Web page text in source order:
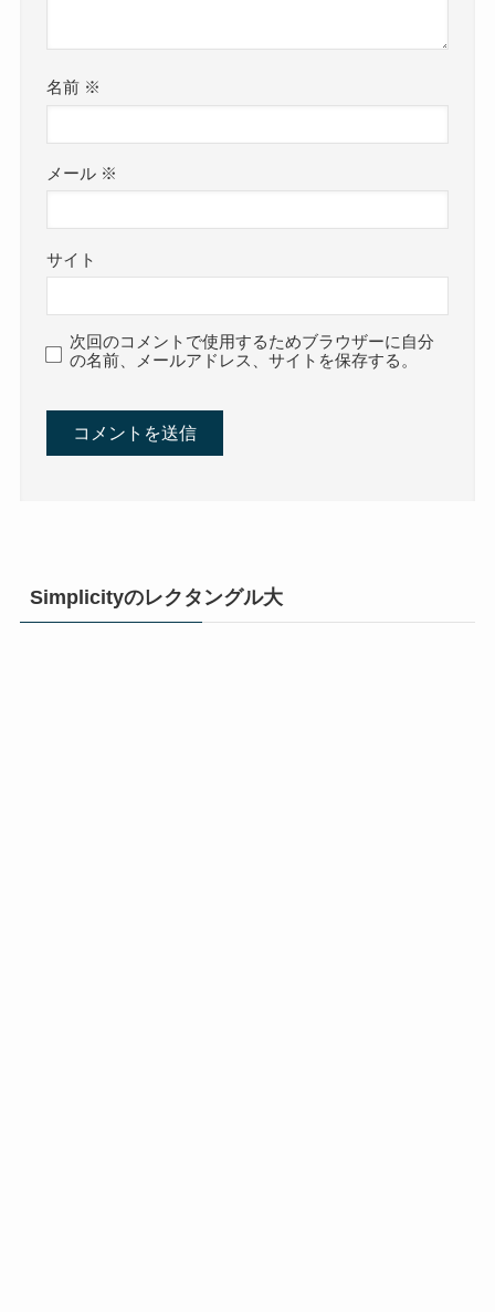
名前 ※
メール ※
サイト
次回のコメントで使用するためブラウザーに自分
の名前、メールアドレス、サイトを保存する。
Simplicityのレクタングル大